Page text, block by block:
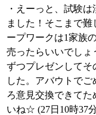
・えーっと、試験
ました！そこまで
ープワークは1家族
売ったらいいでしょ
ずつプレゼンしてそ
した。アバウトで
ろ意見交換できて
いね☆ (27日10時37